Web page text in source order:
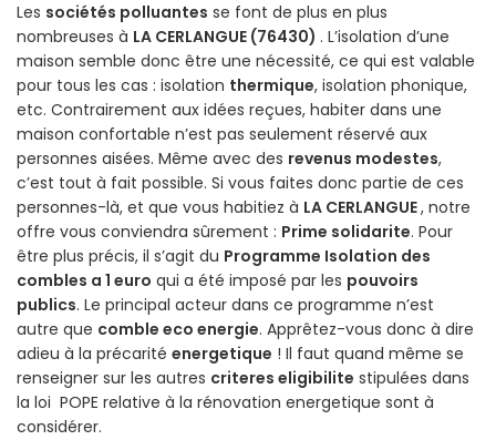
Les sociétés polluantes se font de plus en plus
nombreuses à LA CERLANGUE (76430) . L’isolation d’une
maison semble donc être une nécessité, ce qui est valable
pour tous les cas : isolation thermique, isolation phonique,
etc. Contrairement aux idées reçues, habiter dans une
maison confortable n’est pas seulement réservé aux
personnes aisées. Même avec des revenus modestes,
c’est tout à fait possible. Si vous faites donc partie de ces
personnes-là, et que vous habitiez à LA CERLANGUE, notre
offre vous conviendra sûrement : Prime solidarite. Pour
être plus précis, il s’agit du Programme Isolation des
combles a 1 euro qui a été imposé par les pouvoirs
publics. Le principal acteur dans ce programme n’est
autre que comble eco energie. Apprêtez-vous donc à dire
adieu à la précarité energetique ! Il faut quand même se
renseigner sur les autres criteres eligibilite stipulées dans
la loi POPE relative à la rénovation energetique sont à
considérer.